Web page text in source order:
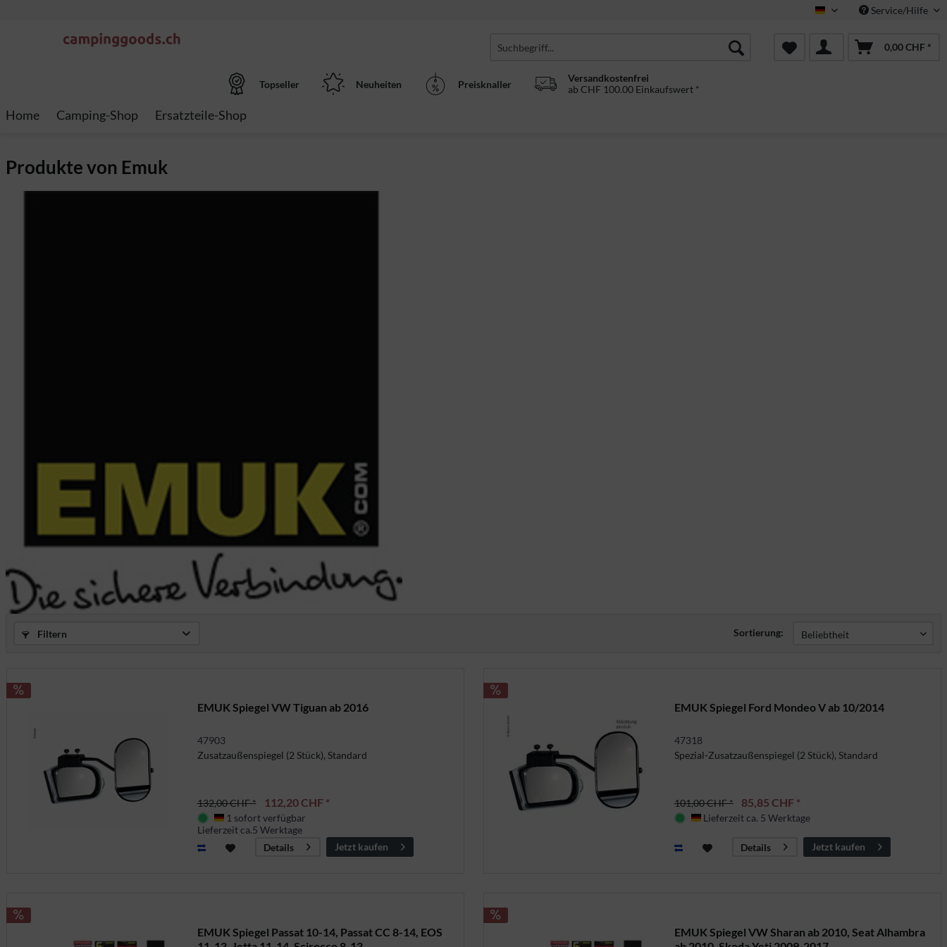
Deutsch Service/Hilfe
0,00 CHF *
Topseller Neuheiten Preisknaller
Versandkostenfrei
ab CHF 100.00 Einkaufswert *
Home Camping-Shop Ersatzteile-Shop
Produkte von Emuk
Filtern Sortierung:
EMUK Spiegel VW Tiguan ab 2016
47903
Zusatzaußenspiegel (2 Stück), Standard
132,00 CHF * 112,20 CHF *
Deutschland
1 sofort verfügbar
Lieferzeit ca.5 Werktage
Details
Jetzt kaufen
EMUK Spiegel Ford Mondeo V ab 10/2014
47318
Spezial-Zusatzaußenspiegel (2 Stück), Standard
101,00 CHF * 85,85 CHF *
Deutschland
Lieferzeit ca. 5 Werktage
Details Jetzt kaufen
EMUK Spiegel Passat 10-14, Passat CC 8-14, EOS
EMUK Spiegel VW Sharan ab 2010, Seat Alhambra